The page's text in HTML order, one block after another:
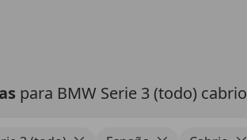
para BMW Serie 3 (todo) cabrio